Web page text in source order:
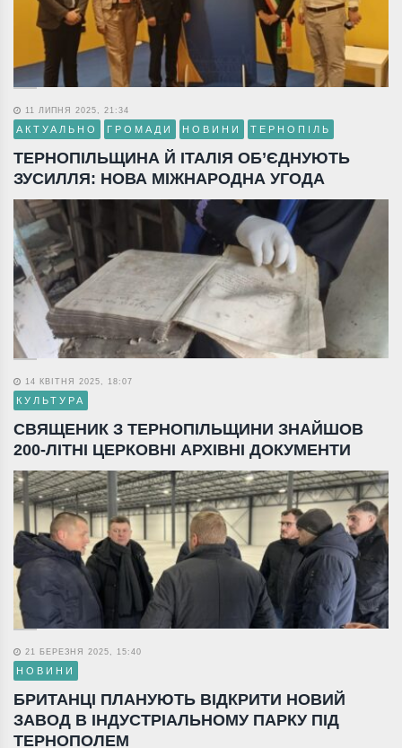
11 ЛИПНЯ 2025, 21:34
АКТУАЛЬНО ГРОМАДИ НОВИНИ ТЕРНОПІЛЬ
ТЕРНОПІЛЬЩИНА Й ІТАЛІЯ ОБ’ЄДНУЮТЬ
ЗУСИЛЛЯ: НОВА МІЖНАРОДНА УГОДА
14 КВІТНЯ 2025, 18:07
КУЛЬТУРА
СВЯЩЕНИК З ТЕРНОПІЛЬЩИНИ ЗНАЙШОВ
200-ЛІТНІ ЦЕРКОВНІ АРХІВНІ ДОКУМЕНТИ
21 БЕРЕЗНЯ 2025, 15:40
НОВИНИ
БРИТАНЦІ ПЛАНУЮТЬ ВІДКРИТИ НОВИЙ
ЗАВОД В ІНДУСТРІАЛЬНОМУ ПАРКУ ПІД
ТЕРНОПОЛЕМ